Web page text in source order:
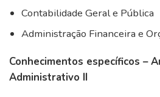
Contabilidade Geral e Pública
Administração Financeira e
Conhecimentos específicos –
Administrativo II